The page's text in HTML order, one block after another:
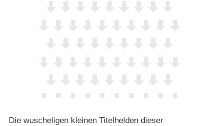
Die wuscheligen kleinen Titelhelden dieser